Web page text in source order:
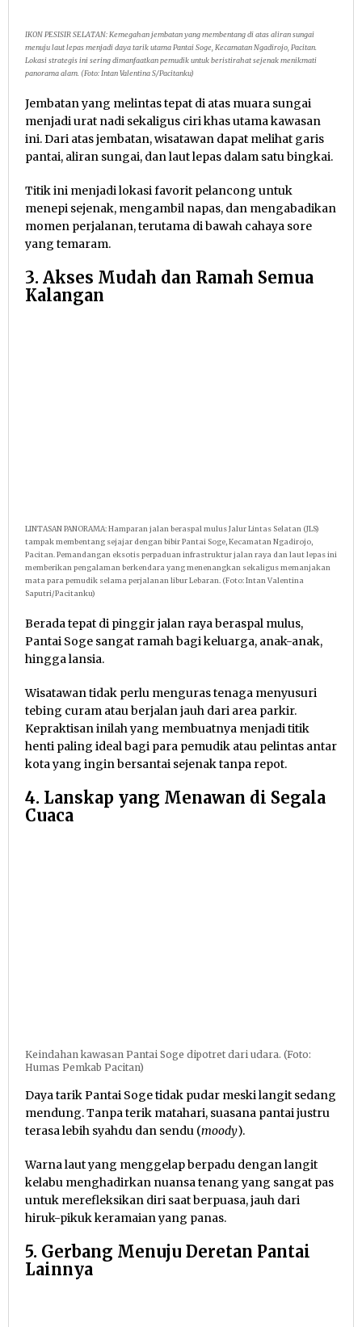
IKON PESISIR SELATAN: Kemegahan jembatan yang membentang di atas aliran sungai
menuju laut lepas menjadi daya tarik utama Pantai Soge, Kecamatan Ngadirojo, Pacitan.
Lokasi strategis ini sering dimanfaatkan pemudik untuk beristirahat sejenak menikmati
panorama alam. (Foto: Intan Valentina S/Pacitanku)
Jembatan yang melintas tepat di atas muara sungai
menjadi urat nadi sekaligus ciri khas utama kawasan
ini. Dari atas jembatan, wisatawan dapat melihat garis
pantai, aliran sungai, dan laut lepas dalam satu bingkai.
Titik ini menjadi lokasi favorit pelancong untuk
menepi sejenak, mengambil napas, dan mengabadikan
momen perjalanan, terutama di bawah cahaya sore
yang temaram.
3. Akses Mudah dan Ramah Semua
Kalangan
LINTASAN PANORAMA: Hamparan jalan beraspal mulus Jalur Lintas Selatan (JLS)
tampak membentang sejajar dengan bibir Pantai Soge, Kecamatan Ngadirojo,
Pacitan. Pemandangan eksotis perpaduan infrastruktur jalan raya dan laut lepas ini
memberikan pengalaman berkendara yang menenangkan sekaligus memanjakan
mata para pemudik selama perjalanan libur Lebaran. (Foto: Intan Valentina
Saputri/Pacitanku)
Berada tepat di pinggir jalan raya beraspal mulus,
Pantai Soge sangat ramah bagi keluarga, anak-anak,
hingga lansia.
Wisatawan tidak perlu menguras tenaga menyusuri
tebing curam atau berjalan jauh dari area parkir.
Kepraktisan inilah yang membuatnya menjadi titik
henti paling ideal bagi para pemudik atau pelintas antar
kota yang ingin bersantai sejenak tanpa repot.
4. Lanskap yang Menawan di Segala
Cuaca
Keindahan kawasan Pantai Soge dipotret dari udara. (Foto:
Humas Pemkab Pacitan)
Daya tarik Pantai Soge tidak pudar meski langit sedang
mendung. Tanpa terik matahari, suasana pantai justru
terasa lebih syahdu dan sendu (moody).
Warna laut yang menggelap berpadu dengan langit
kelabu menghadirkan nuansa tenang yang sangat pas
untuk merefleksikan diri saat berpuasa, jauh dari
hiruk-pikuk keramaian yang panas.
5. Gerbang Menuju Deretan Pantai
Lainnya